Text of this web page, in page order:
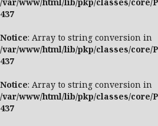
437
Notice: Array to string conversion in
/var/www/html/lib/pkp/classes/core/
437
Notice: Array to string conversion in
/var/www/html/lib/pkp/classes/core/
437